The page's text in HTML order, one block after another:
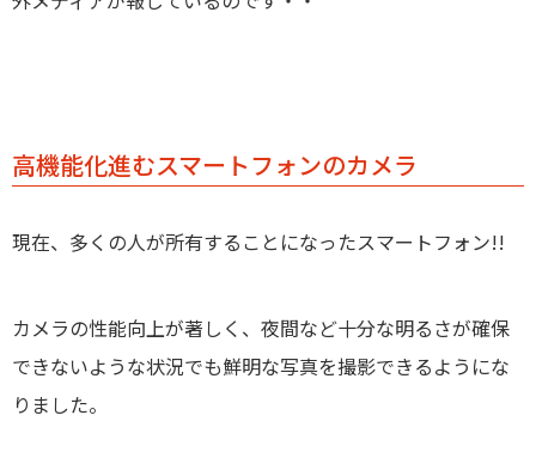
高機能化進むスマートフォンのカメラ
現在、多くの人が所有することになったスマートフォン!!
カメラの性能向上が著しく、夜間など十分な明るさが確保
できないような状況でも鮮明な写真を撮影できるようにな
りました。